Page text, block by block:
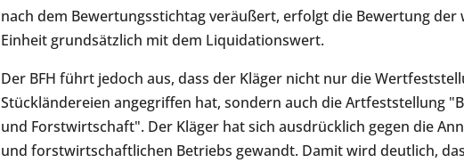
nach dem Bewertungsstichtag veräußert, erfolgt die Bewertung
Einheit grundsätzlich mit dem Liquidationswert.
Der BFH führt jedoch aus, dass der Kläger nicht nur die
Stückländereien angegriffen hat, sondern auch die Artfeststellung
und Forstwirtschaft". Der Kläger hat sich ausdrücklich gegen die
und forstwirtschaftlichen Betriebs gewandt. Damit wird deutlich,